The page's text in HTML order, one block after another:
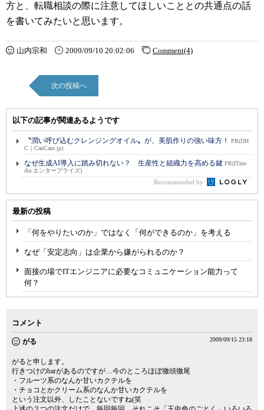
方と、転職相談の際に注意してほしいこととの共通点の話
を書いてみたいと思います。
山内宗和 2009/09/10 20:02:06 Comment(4)
次の投稿へ
以下の記事が関連あるようです
〝潤い呼び込むクレンジングオイル〟が、美肌作りの強い味方！
PR(DH
C｜CanCam.jp)
なぜ生成AI導入に踏み切れない？ 生産性と組織力を高める鍵 PR(ITme
dia エンタープライズ)
Recommended by
最新の投稿
「何をやりたいのか」ではなく「何ができるのか」を考える
なぜ「安定志向」は企業から嫌がられるのか？
面接の場でITエンジニアに必要なコミュニケーション能力って
何？
コメント
がる 2009/09/15 23:18
がると申します。
行きつけのbarがあるのですが…今のところほぼ徹頭徹尾
・フルーツ系のなんか甘いカクテルを
・チョコとかクリーム系のなんか甘いカクテルを
という注文以外、したことないですね(笑